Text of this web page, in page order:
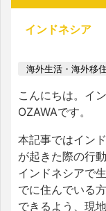
インドネシア
海外生活・海外移住
こんにちは。イ
OZAWAです。
本記事ではイン
が起きた際の行
インドネシアで
でに住んでいる
できるよう、現